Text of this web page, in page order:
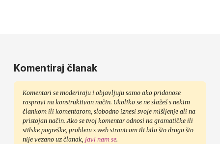
Komentiraj članak
Komentari se moderiraju i objavljuju samo ako pridonose
raspravi na konstruktivan način. Ukoliko se ne slažeš s nekim
člankom ili komentarom, slobodno iznesi svoje mišljenje ali na
pristojan način. Ako se tvoj komentar odnosi na gramatičke ili
stilske pogreške, problem s web stranicom ili bilo što drugo što
nije vezano uz članak, javi nam se.